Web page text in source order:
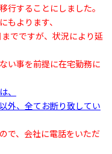
行することにしました。
もよります、
でですが、状況により延
い事を前提に在宅勤務に
、
外、全てお断り致してい
で、会社に電話をいただ